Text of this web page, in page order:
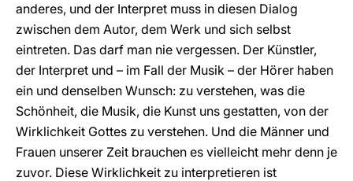
anderes, und der Interpret muss in diesen Dialog
zwischen dem Autor, dem Werk und sich selbst
eintreten. Das darf man nie vergessen. Der Künstler,
der Interpret und – im Fall der Musik – der Hörer haben
ein und denselben Wunsch: zu verstehen, was die
Schönheit, die Musik, die Kunst uns gestatten, von der
Wirklichkeit Gottes zu verstehen. Und die Männer und
Frauen unserer Zeit brauchen es vielleicht mehr denn je
zuvor. Diese Wirklichkeit zu interpretieren ist